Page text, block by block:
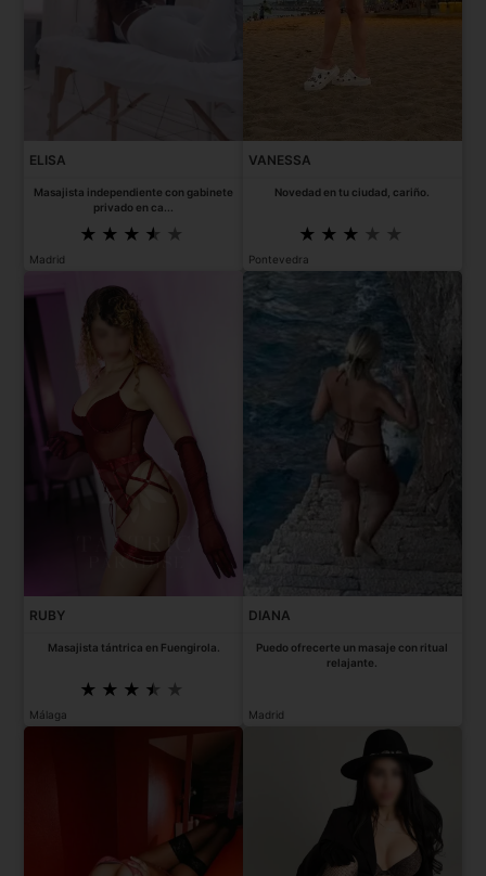
ELISA
Masajista independiente con gabinete
privado en ca...
Madrid
VANESSA
Novedad en tu ciudad, cariño.
Pontevedra
RUBY
Masajista tántrica en Fuengirola.
Málaga
DIANA
Puedo ofrecerte un masaje con ritual
relajante.
Madrid